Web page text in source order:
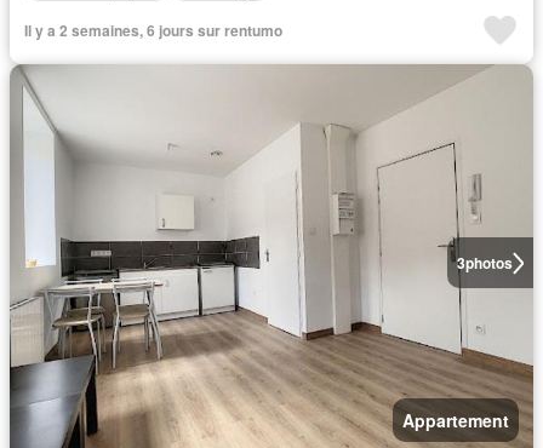
Il y a 2 semaines, 6 jours sur rentumo
3photos
Appartement